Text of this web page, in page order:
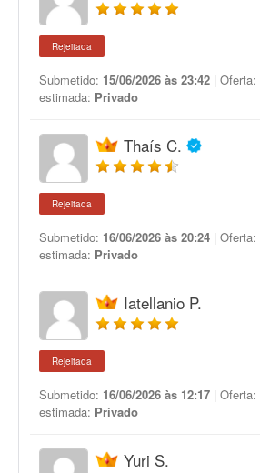
Rejeitada
Submetido: 15/06/2026 às 23:42 | Oferta:
estimada: Privado
Thaís C.
Rejeitada
Submetido: 16/06/2026 às 20:24 | Oferta:
estimada: Privado
Iatellanio P.
Rejeitada
Submetido: 16/06/2026 às 12:17 | Oferta:
estimada: Privado
Yuri S.